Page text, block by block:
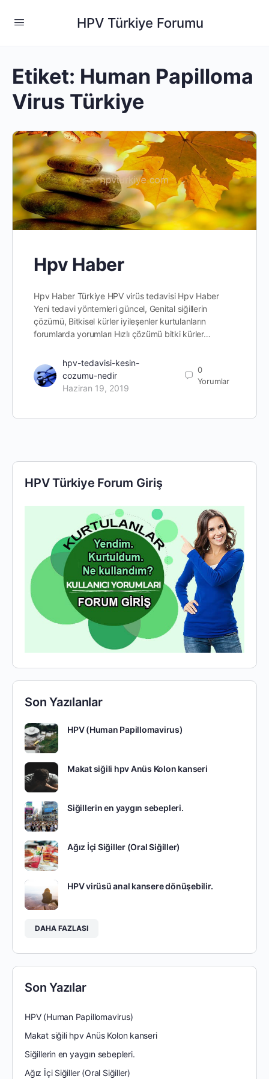
HPV Türkiye Forumu
Etiket: Human Papilloma
Virus Türkiye
Hpv Haber
Hpv Haber Türkiye HPV virüs tedavisi Hpv Haber
Yeni tedavi yöntemleri güncel, Genital siğillerin
çözümü, Bitkisel kürler iyileşenler kurtulanların
forumlarda yorumları Hızlı çözümü bitki kürler…
hpv-tedavisi-kesin-
cozumu-nedir
Haziran 19, 2019
0
Yorumlar
HPV Türkiye Forum Giriş
Son Yazılanlar
HPV (Human Papillomavirus)
Makat siğili hpv Anüs Kolon kanseri
Siğillerin en yaygın sebepleri.
Ağız İçi Siğiller (Oral Siğiller)
HPV virüsü anal kansere dönüşebilir.
DAHA FAZLASI
Son Yazılar
HPV (Human Papillomavirus)
Makat siğili hpv Anüs Kolon kanseri
Siğillerin en yaygın sebepleri.
Ağız İçi Siğiller (Oral Siğiller)